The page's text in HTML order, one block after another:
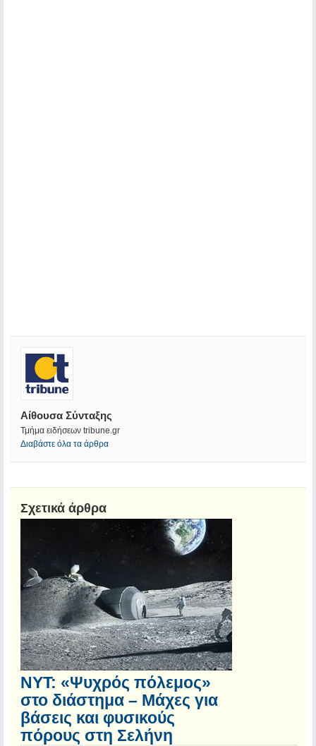
Αίθουσα Σύνταξης
Τμήμα ειδήσεων tribune.gr
Διαβάστε όλα τα άρθρα
Σχετικά άρθρα
NYT: «Ψυχρός πόλεμος»
στο διάστημα – Μάχες για
βάσεις και φυσικούς
πόρους στη Σελήνη